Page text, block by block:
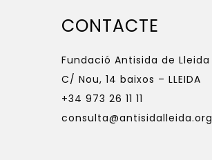
CONTACTE
Fundació Antisida de Lleida
C/ Nou, 14 baixos – LLEIDA
+34 973 26 11 11
consulta@antisidalleida.org